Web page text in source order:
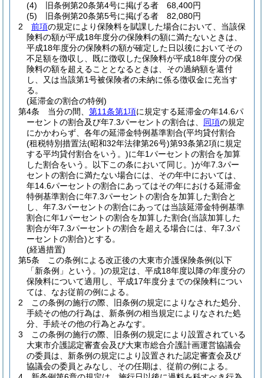
(4)
旧条例第20条第4号に掲げる者 68,400円
(5)
旧条例第20条第5号に掲げる者 82,080円
2
前項の規定により保険料を賦課した場合において、当該保
険料の額が平成18年度分の保険料の額に満たないときは、
平成18年度分の保険料の額が確定した日以後においてその
不足額を徴収し、既に徴収した保険料が平成18年度分の保
険料の額を超えることとなるときは、その過納額を還付
し、又は当該第1号被保険者の未納に係る徴収金に充当す
る。
(延滞金の割合の特例)
第4条
当分の間、 第11条第1項に規定する延滞金の年14.6パ
ーセントの割合及び年7.3パーセントの割合は、 同項の規定
にかかわらず、各年の延滞金特例基準割合(平均貸付割合
(租税特別措置法(昭和32年法律第26号)第93条第2項に規定
する平均貸付割合をいう。)に年1パーセントの割合を加算
した割合をいう。以下この条において同じ。)が年7.3パー
セントの割合に満たない場合には、その年中においては、
年14.6パーセントの割合にあってはその年における延滞金
特例基準割合に年7.3パーセントの割合を加算した割合と
し、年7.3パーセントの割合にあっては当該延滞金特例基準
割合に年1パーセントの割合を加算した割合(当該加算した
割合が年7.3パーセントの割合を超える場合には、年7.3パ
ーセントの割合)とする。
(経過措置)
第5条
この条例による改正後の大東市介護保険条例(以下
「新条例」という。)の規定は、平成18年度以降の年度分の
保険料について適用し、平成17年度分までの保険料につい
ては、なお従前の例による。
2
この条例の施行の際、旧条例の規定によりなされた処分、
手続その他の行為は、新条例の相当規定によりなされた処
分、手続その他の行為とみなす。
3
この条例の施行の際、旧条例の規定により設置されている
大東市介護認定審査会及び大東市総合介護計画運営協議会
の委員は、新条例の規定により設置された認定審査会及び
協議会の委員とみなし、その任期は、従前の例による。